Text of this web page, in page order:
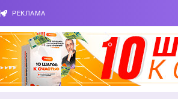
РЕКЛАМА